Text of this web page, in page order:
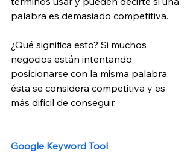
palabra es demasiado competitiva.
¿Qué significa esto? Si muchos
negocios están intentando
posicionarse con la misma palabra,
ésta se considera competitiva y es
más difícil de conseguir.
Google Keyword Tool